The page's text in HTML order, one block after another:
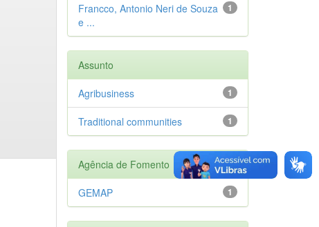
1
Francco, Antonio Neri de Souza
e ...
Assunto
1
Agribusiness
1
Traditional communities
Agência de Fomento
1
GEMAP